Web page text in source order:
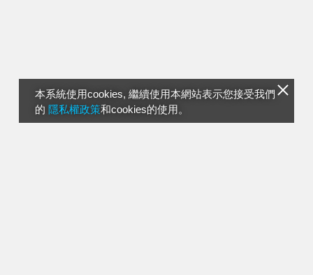
本系統使用cookies, 繼續使用本網站表示您接受我們
的 隱私權政策和cookies的使用。